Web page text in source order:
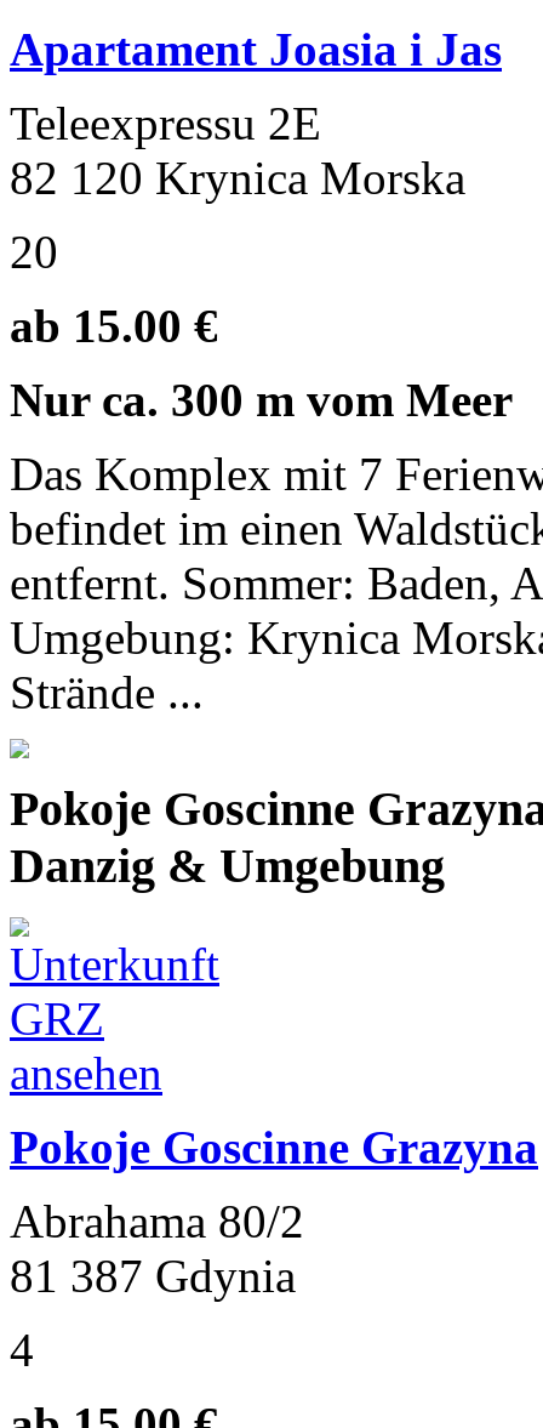
Apartament Joasia i Jas
Teleexpressu 2E
82 120 Krynica Morska
20
ab 15.00 €
Nur ca. 300 m vom Meer
Das Komplex mit 7
befindet im einen
entfernt. Sommer: Baden,
Umgebung: Krynica
Strände ...
Pokoje Goscinne
Danzig & Umgebung
Pokoje Goscinne Grazyna
Abrahama 80/2
81 387 Gdynia
4